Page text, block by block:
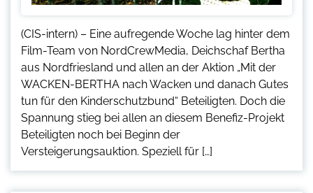
(CIS-intern) – Eine aufregende Woche lag hinter dem
Film-Team von NordCrewMedia, Deichschaf Bertha
aus Nordfriesland und allen an der Aktion „Mit der
WACKEN-BERTHA nach Wacken und danach Gutes
tun für den Kinderschutzbund“ Beteiligten. Doch die
Spannung stieg bei allen an diesem Benefiz-Projekt
Beteiligten noch bei Beginn der
Versteigerungsauktion. Speziell für […]